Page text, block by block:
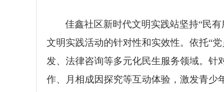
佳鑫社区新时代文明实践站坚持“民
文明实践活动的针对性和实效性。依托“
发、法律咨询等多元化民生服务领域。针
作、月相成因探究等互动体验，激发青少